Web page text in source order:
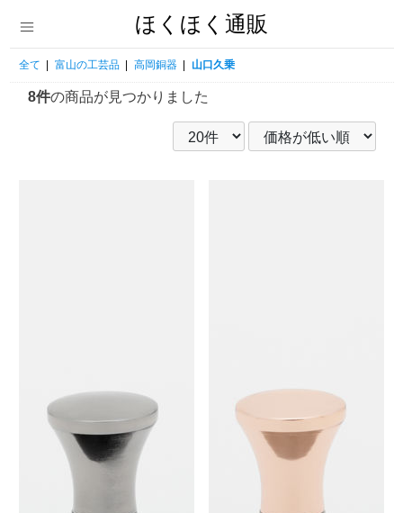
ほくほく通販
全て 富山の工芸品 高岡銅器 山口久乗
8件の商品が見つかりました